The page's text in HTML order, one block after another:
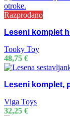
Razprodano
Leseni komplet
Tooky Toy
48,75 €
Leseni komplet,
Viga Toys
32,25 €